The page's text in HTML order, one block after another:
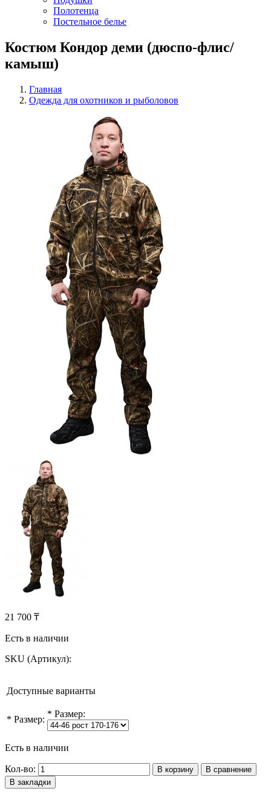
Полотенца
Постельное белье
Костюм Кондор деми (дюспо-флис/
камыш)
Главная
Одежда для охотников и рыболовов
21 700 ₸
Есть в наличии
SKU (Артикул):
Доступные варианты
* Размер:
* Размер:
Есть в наличии
Кол-во: В корзину
В сравнение
В закладки